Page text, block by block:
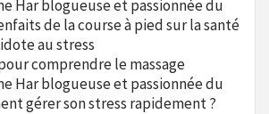
Har blogueuse et passionnée du
de la course à pied sur la santé
au stress
comprendre le massage
Har blogueuse et passionnée du
gérer son stress rapidement ?